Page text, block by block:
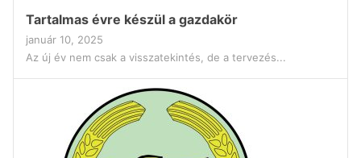
Tartalmas évre készül a gazdakör
január 10, 2025
Az új év nem csak a visszatekintés, de a tervezés...